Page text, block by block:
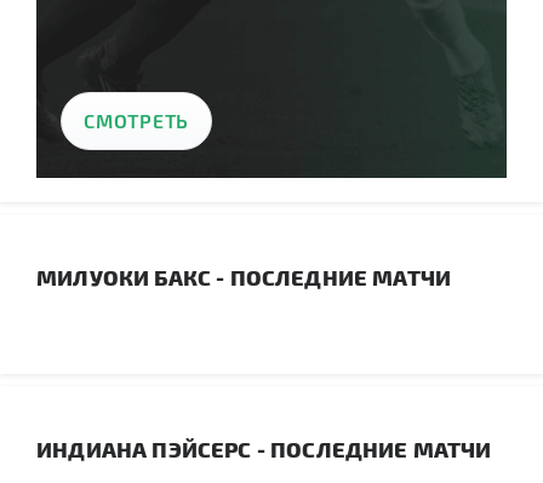
СМОТРЕТЬ
МИЛУОКИ БАКС - ПОСЛЕДНИЕ МАТЧИ
ИНДИАНА ПЭЙСЕРС - ПОСЛЕДНИЕ МАТЧИ